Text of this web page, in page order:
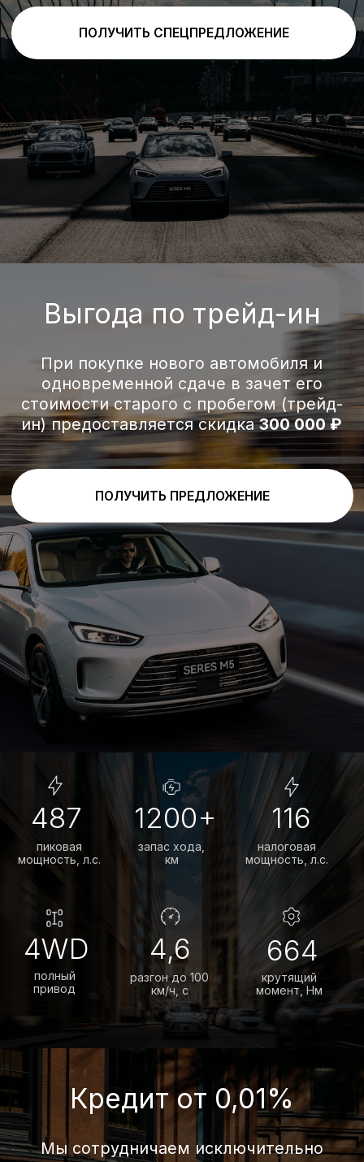
ПОЛУЧИТЬ ПРЕДЛОЖЕНИЕ
одновременной сдаче в зачет его
стоимости старого с пробегом (трейд-
300 000 ₽
пиковая запас хода, налоговая
4WD
полный
привод
4,6
разгон до 100
км/ч, с
664
момент, Нм
Кредит от 0,01%
ПОЛУЧИТЬ СПЕЦПРЕДЛОЖЕНИЕ
ПСК от 0,01% до 19,487%
ставка зависит от первоначального
взноса и срока кредитования
До 7 лет
выбирайте удобный срок и
на сумму платежа
Мы сотрудничаем исключительно
с надежными и проверенными банками,
чтобы предложить вам лучшие
условия на покупку автомобилей
AITO SERES М5.
Автомобили
в наличии
Отличный
внешний вид